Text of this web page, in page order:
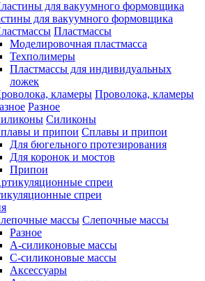
для вакуумного формовщика
Пластмассы
Моделировочная пластмасса
Техполимеры
Пластмассы для индивидуальных
ложек
Проволока, кламеры
Разное
Силиконы
Сплавы и припои
Для бюгельного протезирования
Для коронок и мостов
Припои
спреи
Слепочные массы
Разное
А-силиконовые массы
С-силиконовые массы
Аксессуары